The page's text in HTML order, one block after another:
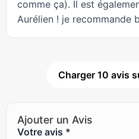
comme ça). Il est
Aurélien ! je recommande
Charger 10 avis
Ajouter un Avis
Votre avis *